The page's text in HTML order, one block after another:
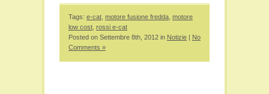
Tags: e-cat motore fusione fredda motore
low cost rossi e-cat
Posted on Settembre 8th, 2012 in Notizie | No
Comments »